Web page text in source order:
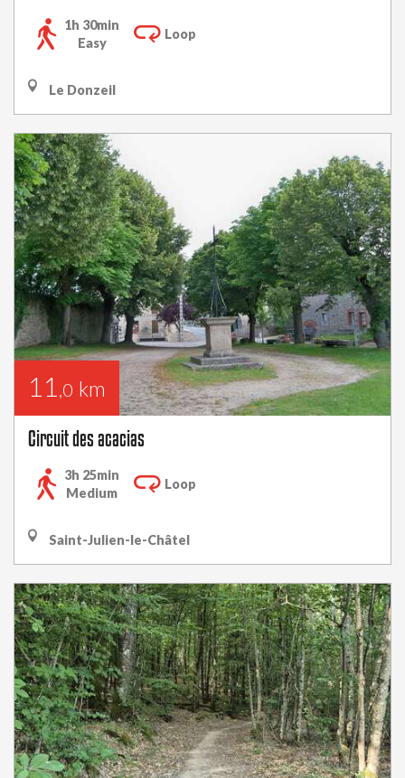
1h 30min
Easy
Loop
Le Donzeil
11 ,0 km
Circuit des acacias
3h 25min
Medium
Loop
Saint-Julien-le-Châtel